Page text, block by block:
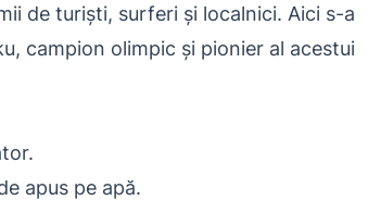
de turiști, surferi și localnici. Aici s-a
campion olimpic și pionier al acestui
apus pe apă.